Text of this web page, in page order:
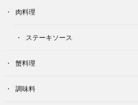
肉料理
ステーキソース
蟹料理
調味料